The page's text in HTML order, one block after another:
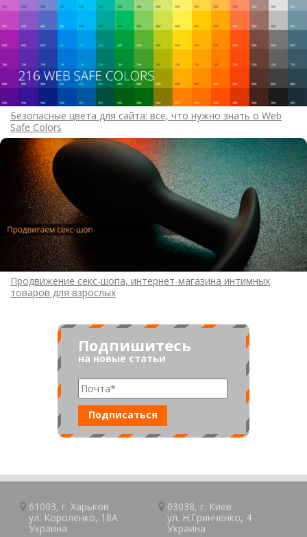
Безопасные цвета для сайта: все, что нужно знать о Web
Safe Colors
Продвижение секс-шопа, интернет-магазина интимных
товаров для взрослых
Подпишитесь
на новые статьи
61003, г.Харьков
ул. Короленко, 18А
Украина
03038, г. Киев
ул. Н.Гринченко, 4
Украина